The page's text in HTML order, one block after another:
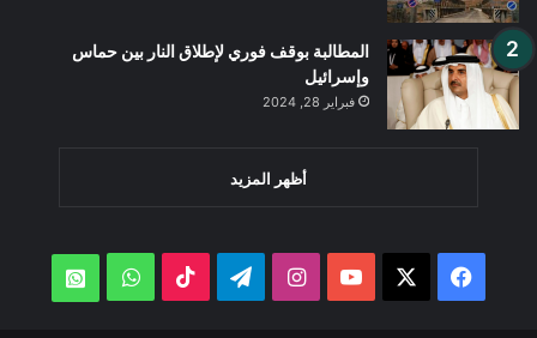
المطالبة بوقف فوري لإطلاق النار بين حماس
وإسرائيل
فبراير 28, 2024
أظهر المزيد
فيسبوك ‫YouTubeانستقرامتيلقرام ‫TikTokواتساب